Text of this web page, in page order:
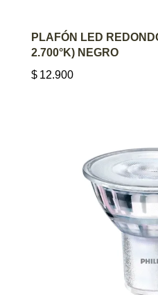
AGREGAR
PLAFÓN LED
2.700°K) NEGRO
$ 12.900